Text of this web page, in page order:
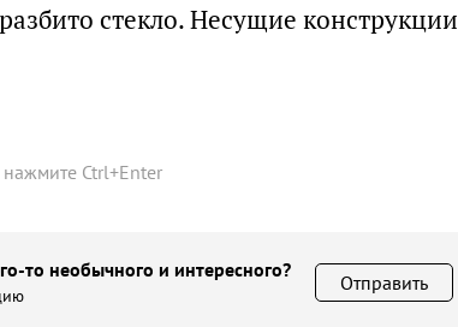
стекло. Несущие конструкции
нажмите Ctrl+Enter
то необычного и интересного?
Отправить